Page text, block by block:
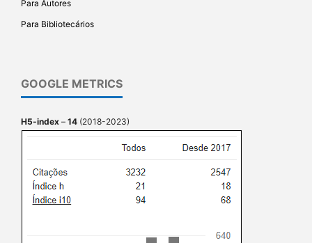
Para Autores
Para Bibliotecários
GOOGLE METRICS
H5-index – 14 (2018-2023)